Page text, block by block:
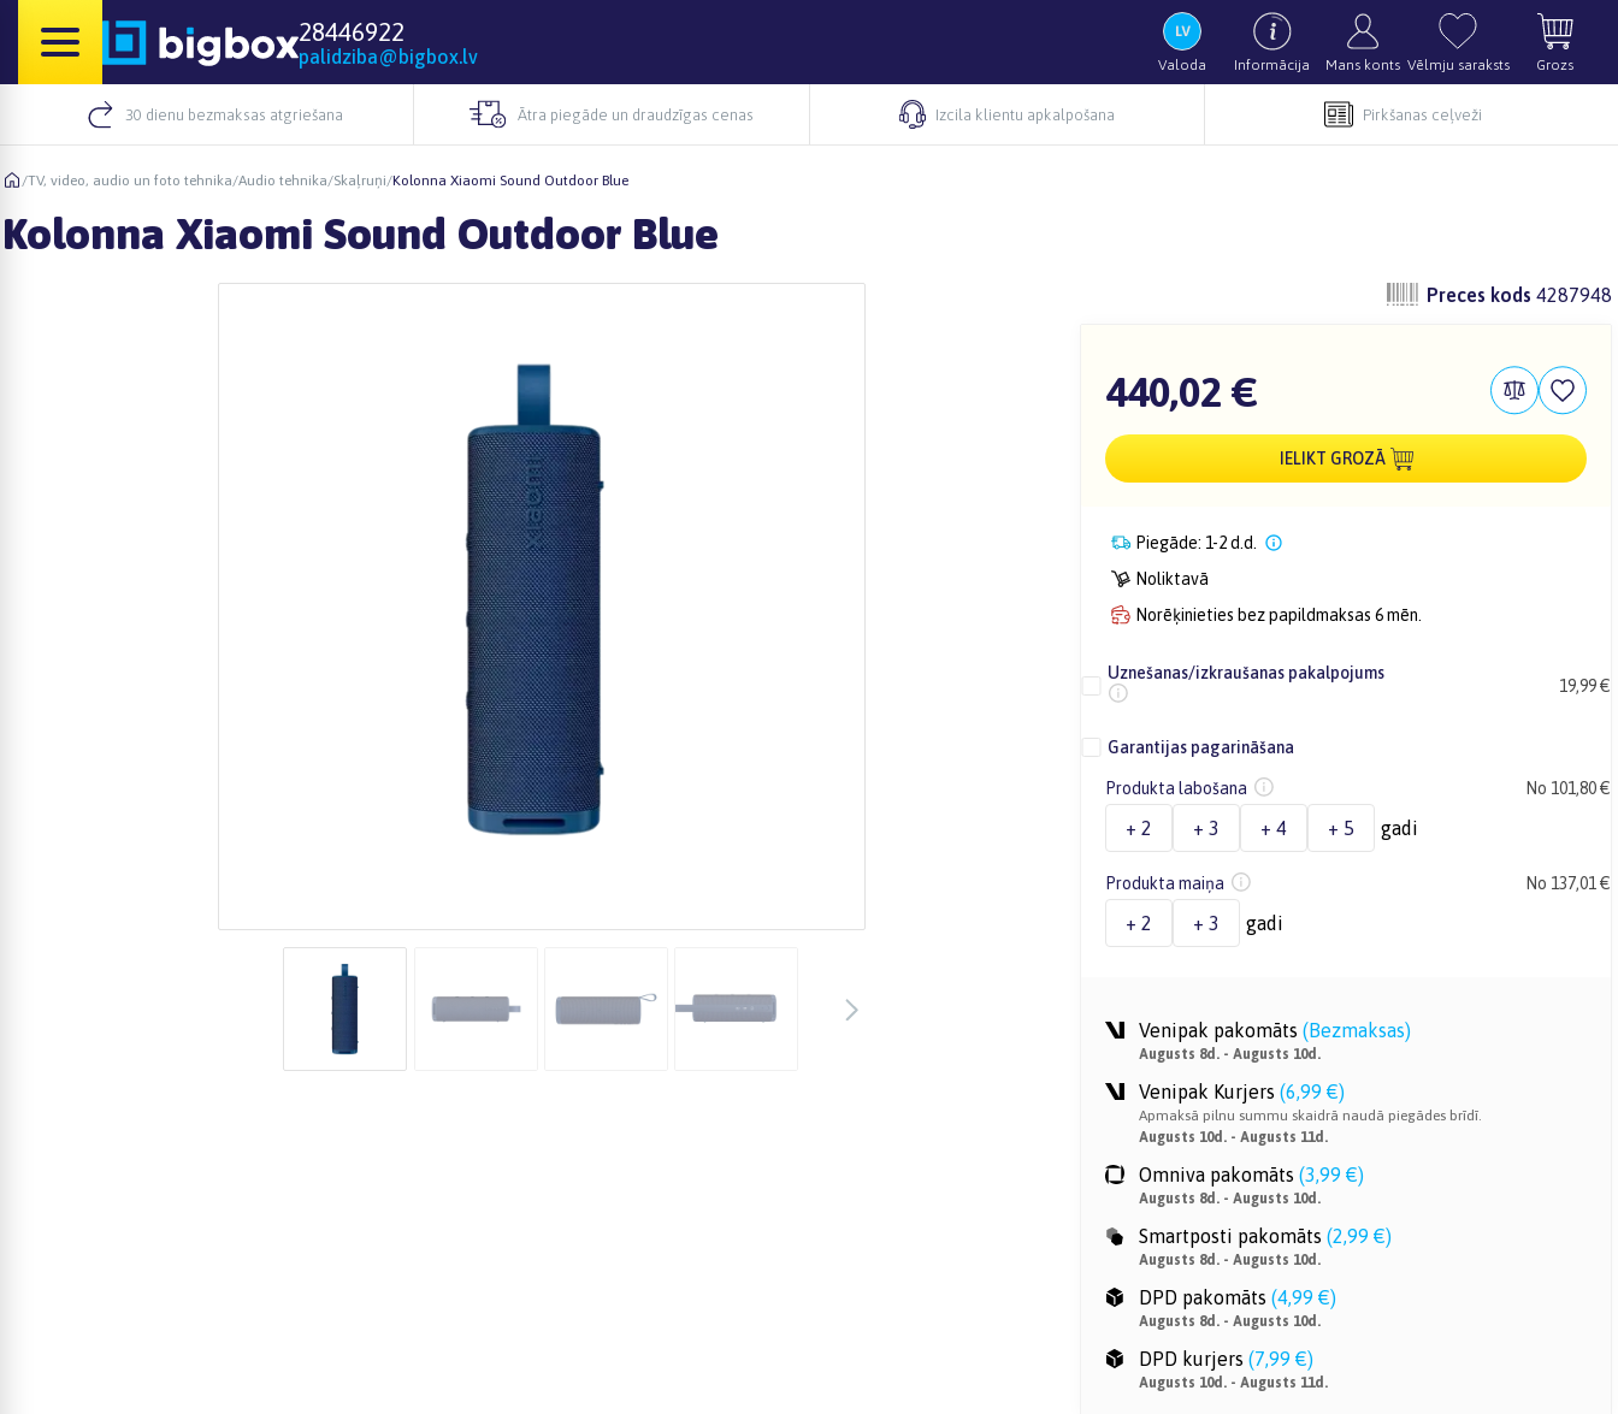
28446922
palidziba@bigbox.lv Valoda Informācija Mans konts Vēlmju saraksts Grozs
30 dienu bezmaksas atgriešana Ātra piegāde un draudzīgas cenas Izcila klientu apkalpošana Pirkšanas ceļveži
/TV, video, audio un foto tehnika/Audio tehnika/Skaļruņi/Kolonna Xiaomi Sound Outdoor Blue
Kolonna Xiaomi Sound Outdoor Blue
Preces kods 4287948
440,02 €
IELIKT GROZĀ
Piegāde: 1-2 d.d.
Noliktavā
Norēķinieties bez papildmaksas 6 mēn.
Uznešanas/izkraušanas pakalpojums
19,99 €
Garantijas pagarināšana
Produkta labošana No 101,80 €
+ 2 + 3 + 4 + 5 gadi
Produkta maiņa No 137,01 €
+ 2 + 3 gadi
Venipak pakomāts (Bezmaksas)
Augusts 8d. - Augusts 10d.
Venipak Kurjers (6,99 €)
Apmaksā pilnu summu skaidrā naudā piegādes brīdī.
Augusts 10d. - Augusts 11d.
Omniva pakomāts (3,99 €)
Augusts 8d. - Augusts 10d.
Smartposti pakomāts (2,99 €)
Augusts 8d. - Augusts 10d.
DPD pakomāts (4,99 €)
Augusts 8d. - Augusts 10d.
DPD kurjers (7,99 €)
Augusts 10d. - Augusts 11d.